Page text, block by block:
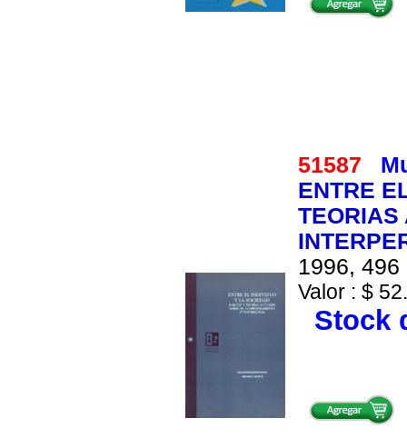
51587
ENTRE
TEORIAS
1996,
Valor : $
Stock